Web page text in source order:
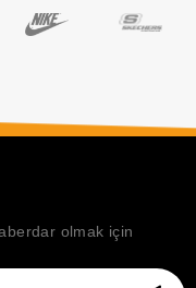
olmak için